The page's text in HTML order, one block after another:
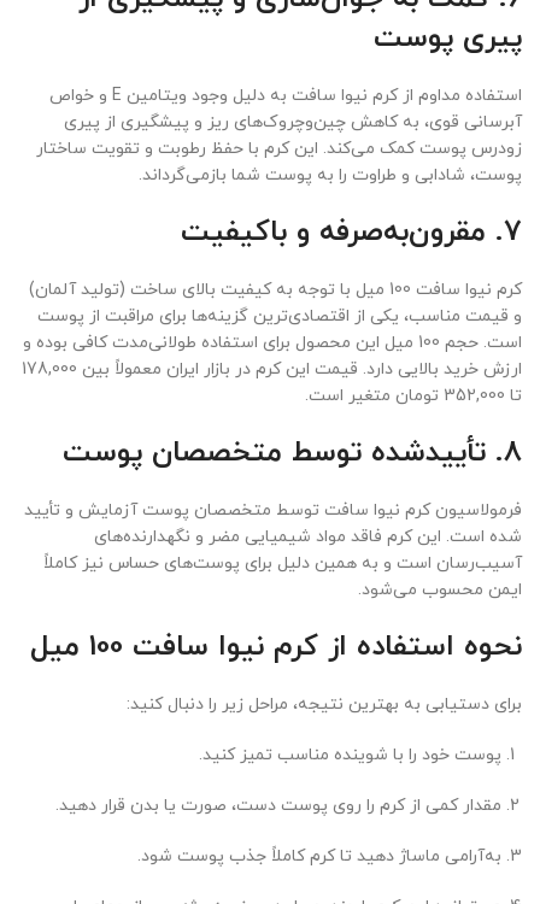
پیری پوست
استفاده مداوم از کرم نیوا سافت به دلیل وجود ویتامین E و خواص
آبرسانی قوی، به کاهش چین‌وچروک‌های ریز و پیشگیری از پیری
زودرس پوست کمک می‌کند. این کرم با حفظ رطوبت و تقویت ساختار
پوست، شادابی و طراوت را به پوست شما بازمی‌گرداند.
7. مقرون‌به‌صرفه و باکیفیت
کرم نیوا سافت 100 میل با توجه به کیفیت بالای ساخت (تولید آلمان)
و قیمت مناسب، یکی از اقتصادی‌ترین گزینه‌ها برای مراقبت از پوست
است. حجم 100 میل این محصول برای استفاده طولانی‌مدت کافی بوده و
ارزش خرید بالایی دارد. قیمت این کرم در بازار ایران معمولاً بین 178,000
تا 352,000 تومان متغیر است.
8. تأییدشده توسط متخصصان پوست
فرمولاسیون کرم نیوا سافت توسط متخصصان پوست آزمایش و تأیید
شده است. این کرم فاقد مواد شیمیایی مضر و نگهدارنده‌های
آسیب‌رسان است و به همین دلیل برای پوست‌های حساس نیز کاملاً
ایمن محسوب می‌شود.
نحوه استفاده از کرم نیوا سافت 100 میل
برای دستیابی به بهترین نتیجه، مراحل زیر را دنبال کنید:
پوست خود را با شوینده مناسب تمیز کنید.
مقدار کمی از کرم را روی پوست دست، صورت یا بدن قرار دهید.
به‌آرامی ماساژ دهید تا کرم کاملاً جذب پوست شود.